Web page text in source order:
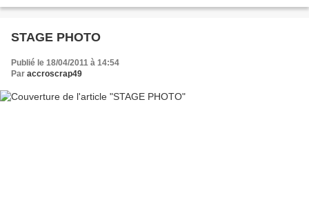
STAGE PHOTO
Publié le 18/04/2011 à 14:54
Par accroscrap49